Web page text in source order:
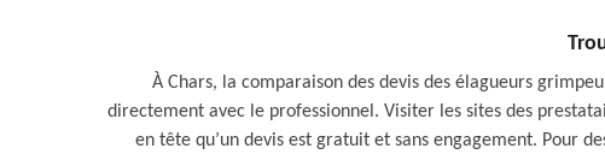
À Chars, la comparaison des devis des élagueurs
directement avec le professionnel. Visiter les sites des
en tête qu’un devis est gratuit et sans engagement. Pour